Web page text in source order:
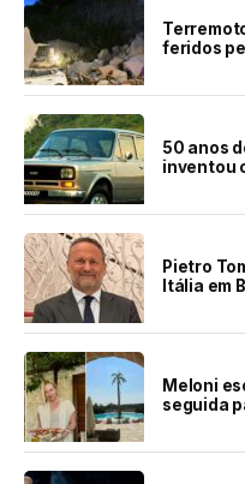
feridos
50 anos
inventou
Pietro
Itália em
Meloni
seguida